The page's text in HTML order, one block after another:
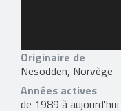
Originaire de
Nesodden, Norvège
Années actives
de 1989 à aujourd'hui